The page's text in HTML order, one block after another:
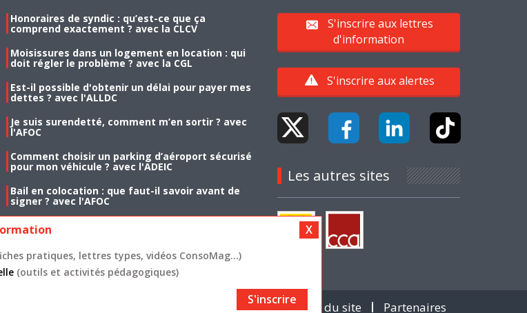
Honoraires de syndic : qu’est-ce que ça
comprend exactement ? avec la CLCV
Moisissures dans un logement en location : qui
doit régler le problème ? avec la CGL
Est-il possible d'obtenir un délai pour payer mes
dettes ? avec l'ALLDC
Je suis surendetté, comment m’en sortir ? avec
l'AFOC
Comment choisir un parking d’aéroport sécurisé
pour mon véhicule ? avec l'ADEIC
Bail en colocation : que faut-il savoir avant de
signer ? avec l'AFOC
S'inscrire aux lettres
d'information
S'inscrire aux alertes
Les autres sites
Contact Plan du site Partenaires
pratiques, lettres types, vidéos ConsoMag...)
(outils et activités pédagogiques)
S'inscrire